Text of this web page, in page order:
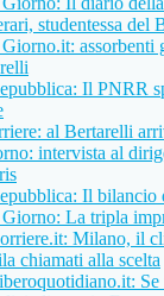
studentessa del
assorbenti
Il PNRR
al Bertarelli
intervista al
Il bilancio
La tripla
Milano, il
chiamati alla scelta
Se